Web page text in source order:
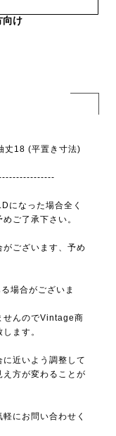
向け
丈18 (平置き寸法)
になった場合全く
ご了承下さい。
がございます、予め
場合がございま
せんのでVintage商
ます。
に近いよう調整して
方が変わることが
にお問い合わせく